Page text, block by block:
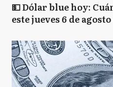
💵 Dólar blue hoy:
este jueves 6 de agosto